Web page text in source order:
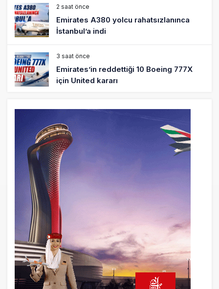
2 saat önce
Emirates A380 yolcu rahatsızlanınca
İstanbul’a indi
3 saat önce
Emirates’in reddettiği 10 Boeing 777X
için United kararı
DHL uçağı havada cisimle çarpıştı,
havalimanında patlayıcı drone bulundu
4 saat önce
SpaceX Falcon 9’un ikinci kademesi
Ay’a çarptı
4 saat önce
Üniformasız Disiplin: Kabin Ekipleri Nasıl
Yolcu Olur?
20 saat önce
ISG’nin terminal memurlarından can
kurtaran hamle